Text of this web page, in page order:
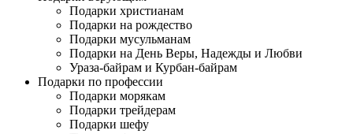
Подарки христианам
Подарки на рождество
Подарки мусульманам
Подарки на День Веры, Надежды и Любви
Ураза-байрам и Курбан-байрам
Подарки по профессии
Подарки морякам
Подарки трейдерам
Подарки шефу